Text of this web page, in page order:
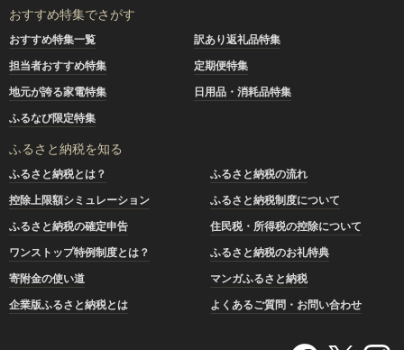
おすすめ特集でさがす
おすすめ特集一覧
訳あり返礼品特集
担当者おすすめ特集
定期便特集
地元が誇る家電特集
日用品・消耗品特集
ふるなび限定特集
ふるさと納税を知る
ふるさと納税とは？
ふるさと納税の流れ
控除上限額シミュレーション
ふるさと納税制度について
ふるさと納税の確定申告
住民税・所得税の控除について
ワンストップ特例制度とは？
ふるさと納税のお礼特典
寄附金の使い道
マンガふるさと納税
企業版ふるさと納税とは
よくあるご質問・お問い合わせ